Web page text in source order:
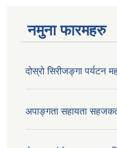
नमुना फारमहरु
दोस्रो सिरीजङ्गा पर्यटन
अपाङ्गता सहायता